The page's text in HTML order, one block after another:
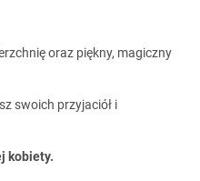
oraz piękny, magiczny
swoich przyjaciół i
kobiety.